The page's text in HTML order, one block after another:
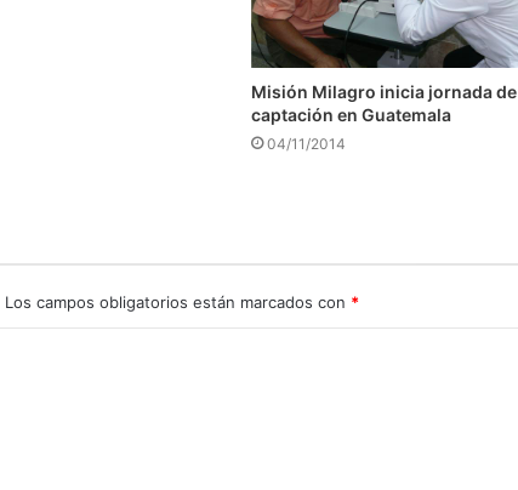
Misión Milagro inicia jornada de
captación en Guatemala
04/11/2014
Los campos obligatorios están marcados con *